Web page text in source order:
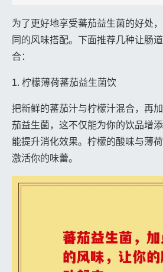
为了更好地享受蕃茄益生菌的好处
同的风味搭配。下面推荐几种让肠
合：
1. 柠檬薄荷蕃茄益生菌饮
把新鲜的蕃茄汁与柠檬汁混合，再
茄益生菌，这不仅能为你的饮品增
能提升消化效果。柠檬的酸味与薄
激活你的味蕾。